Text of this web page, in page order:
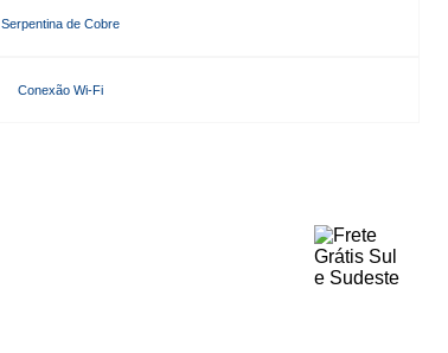
Serpentina de Cobre
Conexão Wi-Fi